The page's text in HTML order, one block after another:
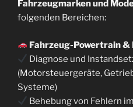
Fahrzeugmarken und
folgenden Bereichen:
Fahrzeug-Powertrain
Diagnose und
(Motorsteuergeräte,
Systeme)
Behebung von Fehlern